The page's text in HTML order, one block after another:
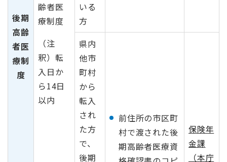
後期
高齢
者医
療制
度
齢者医
療制度
（注
釈）転
入日か
ら14日
以内
いる
方
県内
他市
町村
から
転入
され
た方
で、
後期
前住所の市区町
村で渡された後
期高齢者医療資
保険年
金課
（本庁